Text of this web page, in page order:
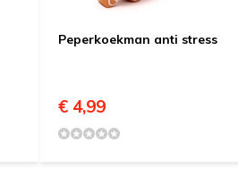
Peperkoekman anti stress
€ 4,99